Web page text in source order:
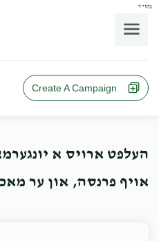
בס"ד
Create A Campaign
העלפט ארויס א
אויף פרנסה, און ער